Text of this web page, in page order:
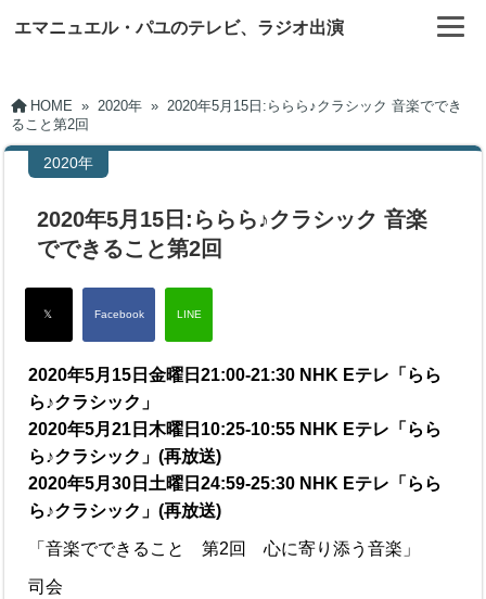
エマニュエル・パユのテレビ、ラジオ出演
HOME » 2020年 » 2020年5月15日:ららら♪クラシック 音楽ででき
ること第2回
2020年
2020年5月15日:ららら♪クラシック 音楽
でできること第2回
2020年5月15日金曜日21:00-21:30 NHK Eテレ「らら
ら♪クラシック」
2020年5月21日木曜日10:25-10:55 NHK Eテレ「らら
ら♪クラシック」(再放送)
2020年5月30日土曜日24:59-25:30 NHK Eテレ「らら
ら♪クラシック」(再放送)
「音楽でできること 第2回 心に寄り添う音楽」
司会